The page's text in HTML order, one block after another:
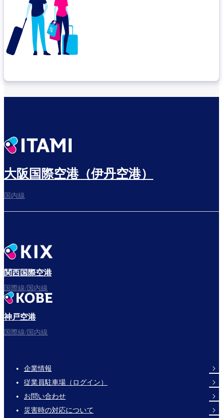
搭乗ゲートへ
フライトをお楽しみください。
大阪国際空港（伊丹空港）
国内線
関西国際空港
国際線/国内線
神戸空港
国際線/国内線
Footer
Links
企業情報
従業員駐車場（ログイン）
お問い合わせ
災害時の対応について